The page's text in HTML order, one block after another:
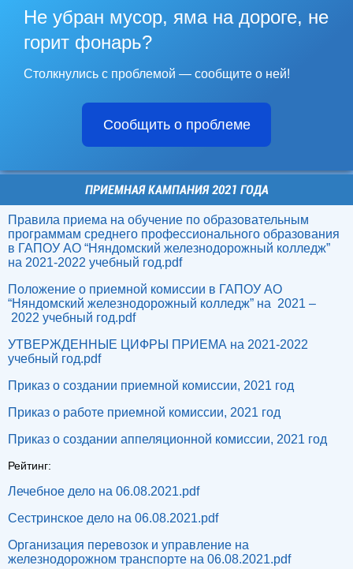
Не убран мусор, яма на дороге, не
горит фонарь?
Столкнулись с проблемой — сообщите о ней!
Сообщить о проблеме
ПРИЕМНАЯ КАМПАНИЯ 2021 ГОДА
Правила приема на обучение по образовательным
программам среднего профессионального образования
в ГАПОУ АО “Няндомский железнодорожный колледж”
на 2021-2022 учебный год.pdf
Положение о приемной комиссии в ГАПОУ АО
“Няндомский железнодорожный колледж” на 2021 –
2022 учебный год.pdf
УТВЕРЖДЕННЫЕ ЦИФРЫ ПРИЕМА на 2021-2022
учебный год.pdf
Приказ о создании приемной комиссии, 2021 год
Приказ о работе приемной комиссии, 2021 год
Приказ о создании аппеляционной комиссии, 2021 год
Рейтинг:
Лечебное дело на 06.08.2021.pdf
Сестринское дело на 06.08.2021.pdf
Организация перевозок и управление на
железнодорожном транспорте на 06.08.2021.pdf